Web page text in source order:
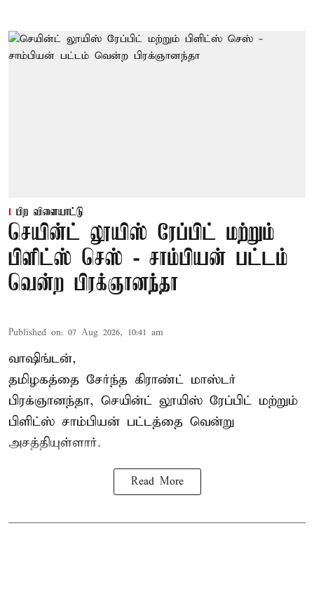
பிற விளையாட்டு
செயின்ட் லூயிஸ் ரேப்பிட் மற்றும்
பிளிட்ஸ் செஸ் - சாம்பியன் பட்டம்
வென்ற பிரக்ஞானந்தா
Published on: 07 Aug 2026, 10:41 am
வாஷிங்டன்,
தமிழகத்தை சேர்ந்த கிராண்ட் மாஸ்டர்
பிரக்ஞானந்தா, செயின்ட் லூயிஸ் ரேப்பிட் மற்றும்
பிளிட்ஸ் சாம்பியன் பட்டத்தை வென்று
அசத்தியுள்ளார்.
Read More